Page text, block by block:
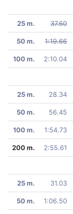
25 m. 37.60
50 m. 1:19.66
100 m. 2:10.04
25 m. 28.34
50 m. 56.45
100 m. 1:54.73
200 m. 2:55.61
25 m. 31.03
50 m. 1:06.50